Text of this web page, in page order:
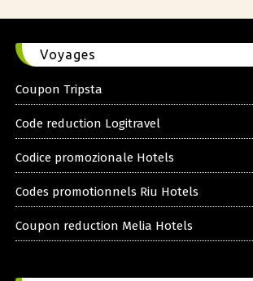
Voyages
Coupon Tripsta
Code reduction Logitravel
Codice promozionale Hotels
Codes promotionnels Riu Hotels
Coupon reduction Melia Hotels